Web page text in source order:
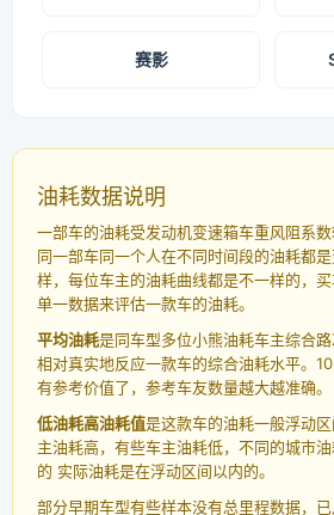
赛影
油耗数据说明
一部车的油耗受发动机变速箱车重风阻系数
同一部车同一个人在不同时间段的油耗都
样，每位车主的油耗曲线都是不一样的，
单一数据来评估一款车的油耗。
平均油耗是同车型多位小熊油耗车主综合
相对真实地反应一款车的综合油耗水平。
有参考价值了，参考车友数量越大越准确。
低油耗高油耗值是这款车的油耗一般浮动
主油耗高，有些车主油耗低，不同的城市
的 实际油耗是在浮动区间以内的。
部分早期车型有些样本没有总里程数据，已